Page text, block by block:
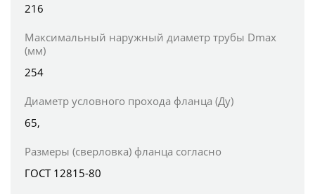
216
Максимальный наружный диаметр трубы Dmax
(мм)
254
Диаметр условного прохода фланца (Ду)
65,
Размеры (сверловка) фланца согласно
ГОСТ 12815-80